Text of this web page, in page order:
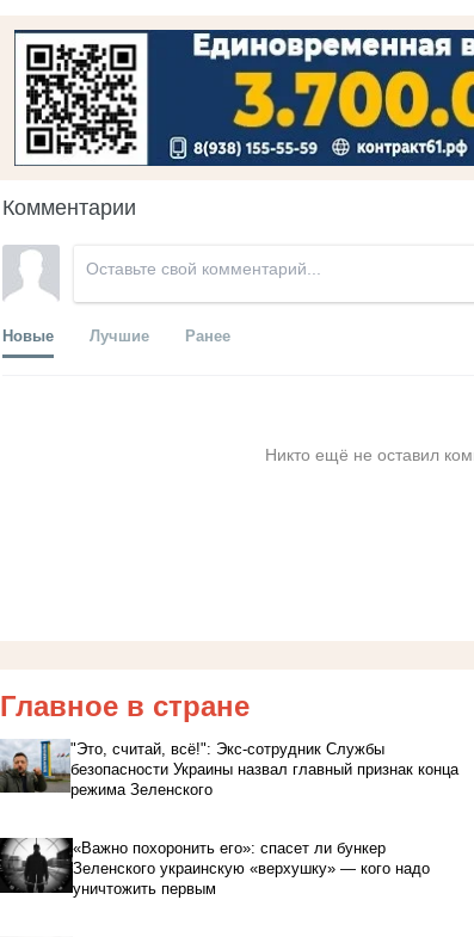
Комментарии
Новые Лучшие Ранее
Никто ещё не оставил
Главное в стране
"Это, считай, всё!": Экс-сотрудник Службы
безопасности Украины назвал главный признак конца
режима Зеленского
«Важно похоронить его»: спасет ли бункер
Зеленского украинскую «верхушку» — кого надо
уничтожить первым